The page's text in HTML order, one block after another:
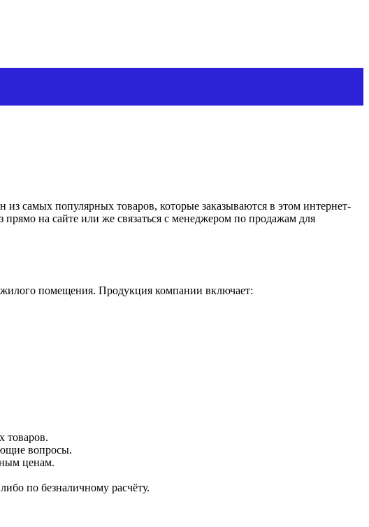
самых популярных товаров, которые заказываются в этом интернет-
на сайте или же связаться с менеджером по продажам для
помещения. Продукция компании включает:
товаров.
вопросы.
ценам.
по безналичному расчёту.